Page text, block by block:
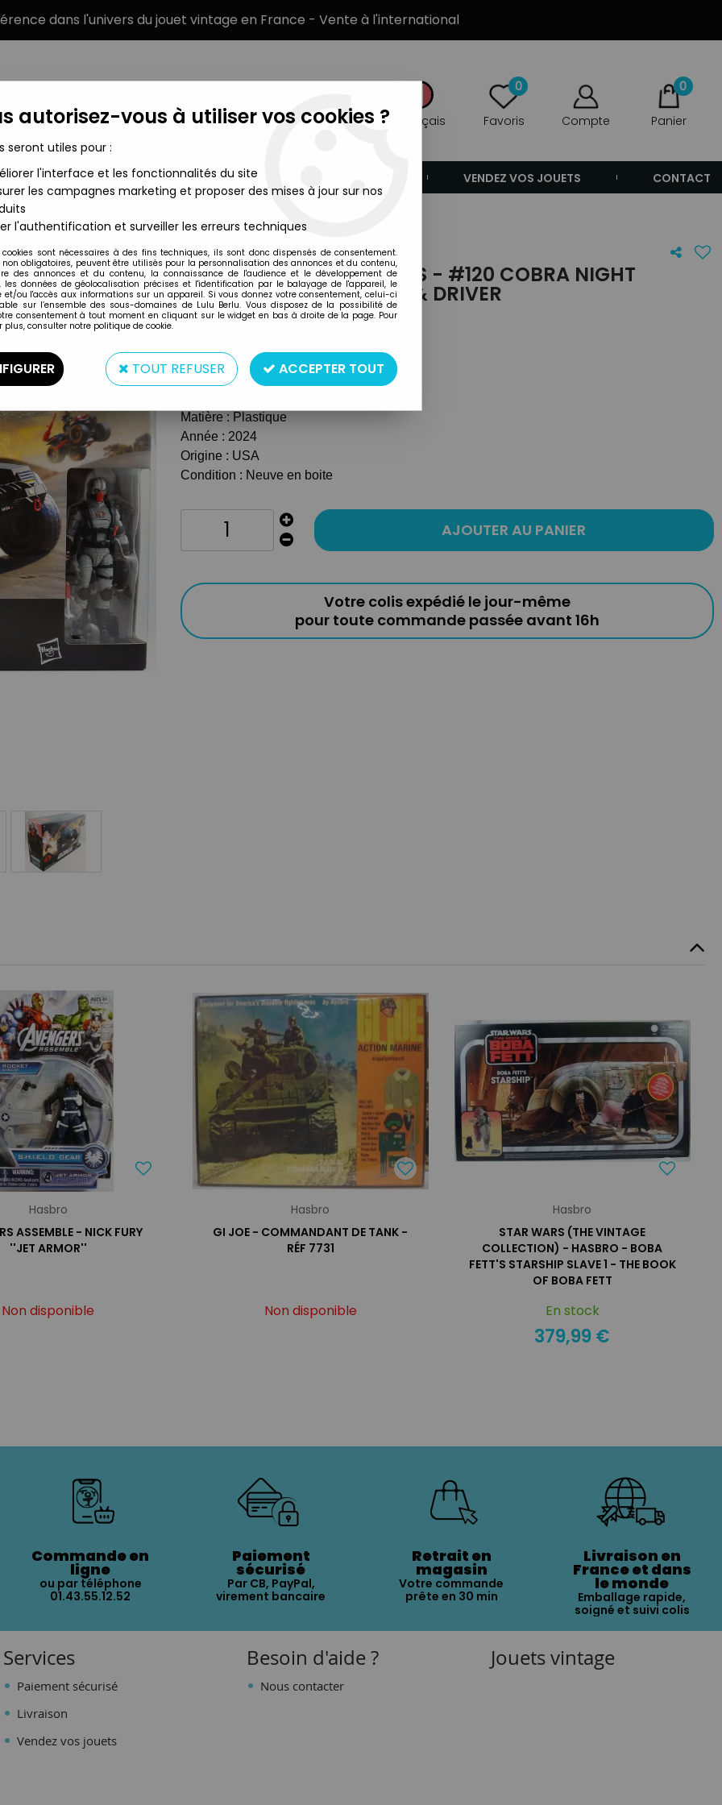
dans l'univers du jouet vintage en France - Vente à l'international
Français
0
Favoris Compte
0
Panier
MARQUES TYPE DE PRODUIT VENDEZ VOS JOUETS CONTACT
- #120 Cobra Night Attack 4-WD Stinger & Driver
Hasbro
G.I.JOE CLASSIFIED SERIES - #120 COBRA NIGHT
ATTACK 4-WD STINGER & DRIVER
249,99€TTC
Réf. :AR0042752
Type : Figurine articulée et vehicule
Matière : Plastique
Année : 2024
Origine : USA
Condition : Neuve en boite
AJOUTER AU PANIER
Votre colis expédié le jour-même
pour toute commande passée avant 16h
Hasbro
ASSEMBLE - NICK FURY
''JET ARMOR''
Non disponible
Hasbro
GI JOE - COMMANDANT DE TANK -
RÉF 7731
Non disponible
Hasbro
STAR WARS (THE VINTAGE
COLLECTION) - HASBRO - BOBA
FETT'S STARSHIP SLAVE 1 - THE BOOK
OF BOBA FETT
En stock
379,99 €
Commande en
ligne
ou par téléphone
01.43.55.12.52
Paiement
sécurisé
Par CB, PayPal,
virement bancaire
Retrait en
magasin
Votre commande
prête en 30 min
Livraison en
France et dans
le monde
Emballage rapide,
soigné et suivi colis
Services
Paiement sécurisé
Livraison
Vendez vos jouets
Besoin d'aide ?
Nous contacter
Jouets vintage
autorisez-vous à utiliser vos cookies ?
seront utiles pour :
l'interface et les fonctionnalités du site
les campagnes marketing et proposer des mises à jour sur nos
l'authentification et surveiller les erreurs techniques
cookies sont nécessaires à des fins techniques, ils sont donc dispensés de consentement.
non obligatoires, peuvent être utilisés pour la personnalisation des annonces et du contenu,
des annonces et du contenu, la connaissance de l'audience et le développement de
les données de géolocalisation précises et l'identification par le balayage de l'appareil, le
et/ou l'accès aux informations sur un appareil. Si vous donnez votre consentement, celui-ci
sur l’ensemble des sous-domaines de Lulu Berlu. Vous disposez de la possibilité de
consentement à tout moment en cliquant sur le widget en bas à droite de la page. Pour
plus, consulter notre politique de cookie.
TOUT REFUSER ACCEPTER TOUT